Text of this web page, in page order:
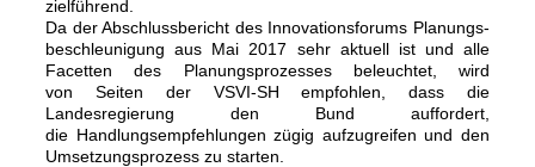
zielführend.
Da der Abschlussbericht des Innovationsforums Planungs-
beschleunigung aus Mai 2017 sehr aktuell ist und alle
Facetten des Planungsprozesses beleuchtet, wird
von Seiten der VSVI-SH empfohlen, dass die
Landesregierung den Bund auffordert,
die Handlungsempfehlungen zügig aufzugreifen und den
Umsetzungsprozess zu starten.